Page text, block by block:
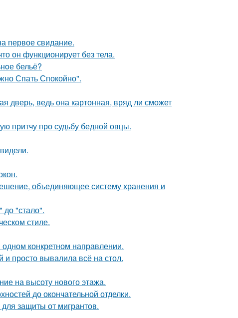
первое свидание.
он функционирует без тела.
бельё?
Спать Спокойно".
дверь, ведь она картонная, вряд ли сможет
притчу про судьбу бедной овцы.
объединяющее систему хранения и
"стало".
стиле.
конкретном направлении.
просто вывалила всё на стол.
на высоту нового этажа.
до окончательной отделки.
защиты от мигрантов.